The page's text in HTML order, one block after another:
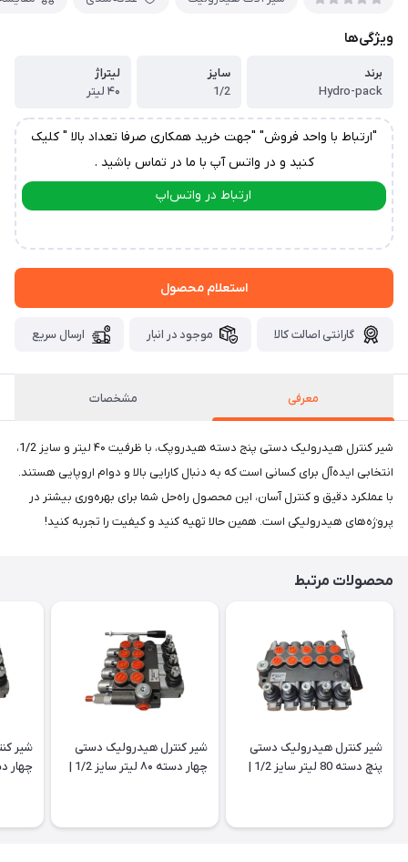
ویژگی‌ها
برند
Hydro-pack
سایز
1/2
لیتراژ
۴۰ لیتر
"ارتباط با واحد فروش" "جهت خرید همکاری صرفا تعداد بالا " کلیک
کنید و در واتس آپ با ما در تماس باشید .
ارتباط در واتس‌اپ
استعلام محصول
گارانتی اصالت کالا موجود در انبار ارسال سریع
معرفی مشخصات
شیر کنترل هیدرولیک دستی پنج دسته هیدروپک، با ظرفیت ۴۰ لیتر و سایز 1/2،
انتخابی ایده‌آل برای کسانی است که به دنبال کارایی بالا و دوام اروپایی هستند.
با عملکرد دقیق و کنترل آسان، این محصول راه‌حل شما برای بهره‌وری بیشتر در
پروژه‌های هیدرولیکی است. همین حالا تهیه کنید و کیفیت را تجربه کنید!
محصولات مرتبط
شیر کنترل هیدرولیک دستی
پنچ دسته 80 لیتر سایز 1/2 |
شیر کنترل هیدرولیک دستی
چهار دسته ۸۰ لیتر سایز 1/2 |
شیر